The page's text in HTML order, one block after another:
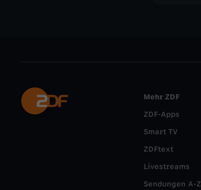
Mehr ZDF
ZDF-Apps
Smart TV
ZDFtext
Livestreams
Sendungen A-Z